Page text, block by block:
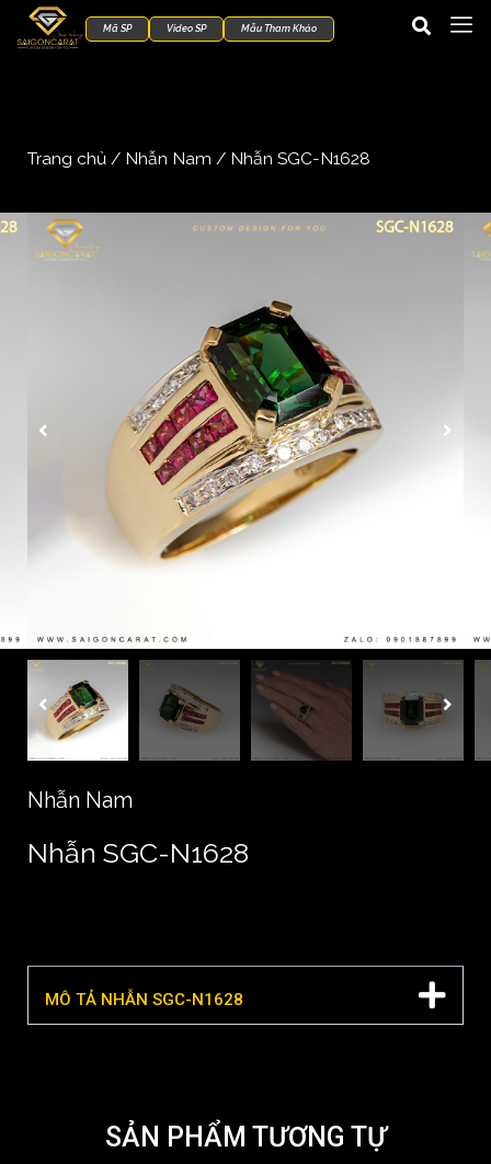
Mã SP Video SP Mẫu Tham Khảo
Trang chủ / Nhẫn Nam / Nhẫn SGC-N1628
Nhẫn Nam
Nhẫn SGC-N1628
MÔ TẢ NHẪN SGC-N1628
SẢN PHẨM TƯƠNG TỰ